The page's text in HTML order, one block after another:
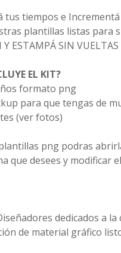
tus tiempos e
plantillas listas para
ESTAMPÁ SIN VUELTAS
EL KIT?
formato png
para que tengas de
(ver fotos)
png podras
que desees y modificar
dedicados a la
de material gráfico